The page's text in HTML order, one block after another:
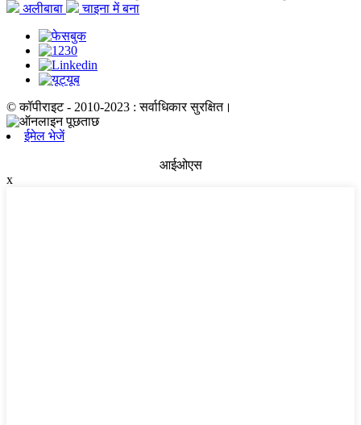
अलीबाबा
चाइना में बना
© कॉपीराइट - 2010-2023 : सर्वाधिकार सुरक्षित।
ईमेल भेजें
आईओएस
x